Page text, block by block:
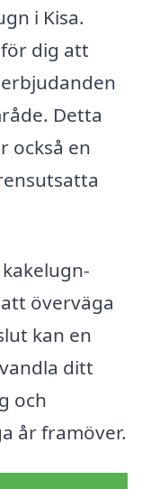
i Kisa.
dig att
Detta
också en
överväga
kan en
ditt
och
år framöver.